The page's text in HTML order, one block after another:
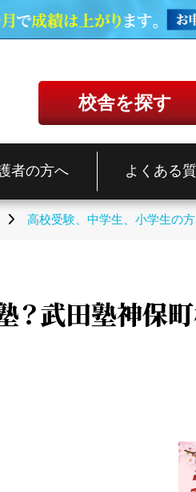
校舎を探す
者の方へ よくある
高校受験、中学生、小学生の
？武田塾神保